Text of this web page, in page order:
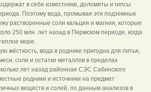
в себе известняки, доломиты и гипсы
Поэтому вода, промывая эти подземные
растворенные соли кальция и магния, которые
250 млн. лет назад в Пермском периоде, когда
море.
жёсткость, вода в роднике пригодна для питья,
соли и остатки металлов в пределах
лет назад районная СЭС Сабинского
родники и источники на предмет
веществ и солей, по данным анализов в